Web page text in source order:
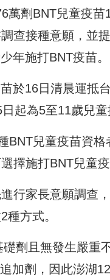
萬劑BNT兒童疫
查接種意願，並
年施打BNT疫苗。
於16日清晨運抵
起為5至11歲兒童
BNT兒童疫苗資
擇施打BNT兒童疫
行家長意願調查
方式。
劑且無發生嚴重
加劑，因此澎湖